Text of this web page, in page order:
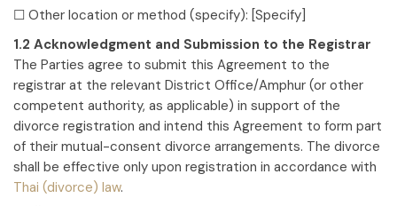
☐ Other location or method (specify): [Specify]
1.2 Acknowledgment and Submission to the Registrar
The Parties agree to submit this Agreement to the
registrar at the relevant District Office/Amphur (or other
competent authority, as applicable) in support of the
divorce registration and intend this Agreement to form part
of their mutual-consent divorce arrangements. The divorce
shall be effective only upon registration in accordance with
Thai (divorce) law.